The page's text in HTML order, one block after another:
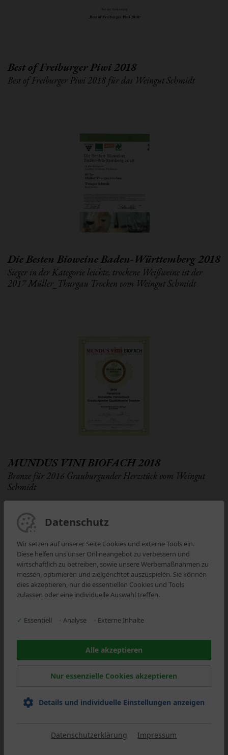
Best of Freiburger Piwi 2018
Best of Freiburger Piwi 2018 für das Weingut Schmidt
Die Besten Bioweine Baden-Württemberg 2018
Sieger in der Kategorie leichte, trockene Weißweine ist der
2017 Müller_Thurgau Trocken vom Weingut Schmidt
MUNDUS VINI BIOFACH 2018
Bronze für 2016 Grauburgunder Herzstück vom Weingut
Schmidt
WINE CHALLENGE
Datenschutz
Wir setzen auf unserer Seite Cookies und externe Tools ein.
Diese helfen uns unser Onlineangebot zu verbessern und
wirtschaftlich zu betreiben, sowie unsere Werbemaßnahmen zu
messen, optimieren und zielgerichtet auszuspielen. Sie können
dies akzeptieren, nur die essentiellen Cookies und Tools
zulassen oder eine individuelle Auswahl treffen.
✓ Essentiell Analyse Externe Inhalte
Alle akzeptieren
Nur essenzielle Cookies akzeptieren
Details und individuelle Einstellungen anzeigen
Datenschutzerklärung Impressum